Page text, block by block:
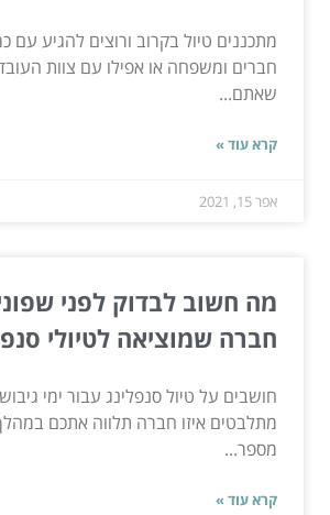
מתכננים טיול בקרוב ורוצים להגיע עם
חברים ומשפחה או אפילו עם צוות
שאתם...
קרא עוד »
אפר 15, 2021
מה חשוב לבדוק לפני
חברה שמוציאה לטיולי
חושבים על טיול סנפלינג עבור ימי
מתלבטים איזו חברה תלווה אתכם
מספר...
קרא עוד »